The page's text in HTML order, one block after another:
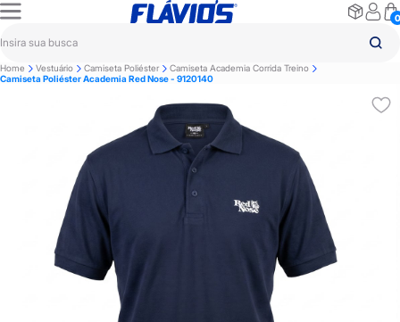
0
Home Vestuário Camiseta Poliéster
Camiseta Academia Corrida Treino
Camiseta Poliéster Academia Red Nose - 9120140